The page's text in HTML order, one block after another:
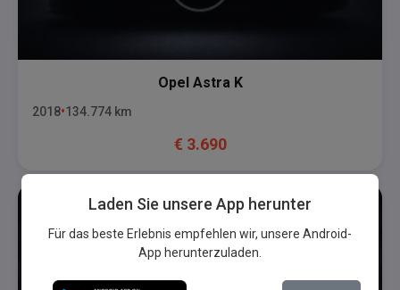
Opel Astra K
2018 134.774 km
€ 3.690
Laden Sie unsere App herunter
Für das beste Erlebnis empfehlen wir, unsere Android-
App herunterzuladen.